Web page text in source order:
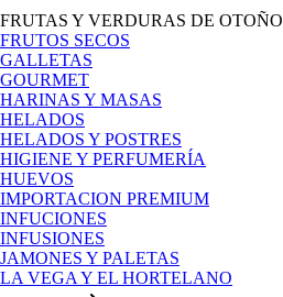
FRUTAS Y VERDURAS DE OTOÑO
FRUTOS SECOS
GALLETAS
GOURMET
HARINAS Y MASAS
HELADOS
HELADOS Y POSTRES
HIGIENE Y PERFUMERÍA
HUEVOS
IMPORTACION PREMIUM
INFUCIONES
INFUSIONES
JAMONES Y PALETAS
LA VEGA Y EL HORTELANO